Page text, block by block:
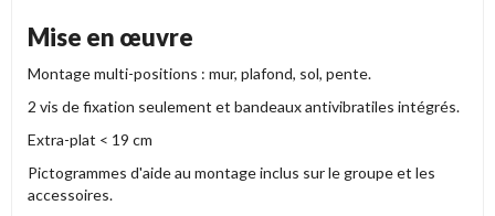
Mise en œuvre
Montage multi-positions : mur, plafond, sol, pente.
2 vis de fixation seulement et bandeaux antivibratiles intégrés.
Extra-plat < 19 cm
Pictogrammes d'aide au montage inclus sur le groupe et les
accessoires.